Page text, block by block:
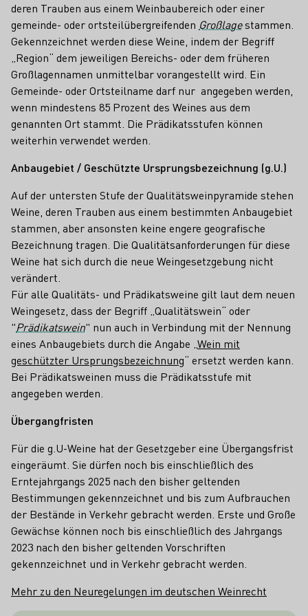
deren Trauben aus einem Weinbaubereich oder einer
gemeinde- oder ortsteilübergreifenden Großlagestammen.
Gekennzeichnet werden diese Weine, indem der Begriff
„Region“ dem jeweiligen Bereichs- oder dem früheren
Großlagennamen unmittelbar vorangestellt wird. Ein
Gemeinde- oder Ortsteilname darf nur angegeben werden,
wenn mindestens 85 Prozent des Weines aus dem
genannten Ort stammt. Die Prädikatsstufen können
weiterhin verwendet werden.
Anbaugebiet / Geschützte Ursprungsbezeichnung (g.U.)
Auf der untersten Stufe der Qualitätsweinpyramide stehen
Weine, deren Trauben aus einem bestimmten Anbaugebiet
stammen, aber ansonsten keine engere geografische
Bezeichnung tragen. Die Qualitätsanforderungen für diese
Weine hat sich durch die neue Weingesetzgebung nicht
verändert.
Für alle Qualitäts- und Prädikatsweine gilt laut dem neuen
Weingesetz, dass der Begriff „Qualitätswein“ oder
"Prädikatswein" nun auch in Verbindung mit der Nennung
eines Anbaugebiets durch die Angabe „ Wein mit
geschützter Ursprungsbezeichnung“ ersetzt werden kann.
Bei Prädikatsweinen muss die Prädikatsstufe mit
angegeben werden.
Übergangfristen
Für die g.U-Weine hat der Gesetzgeber eine Übergangsfrist
eingeräumt. Sie dürfen noch bis einschließlich des
Erntejahrgangs 2025 nach den bisher geltenden
Bestimmungen gekennzeichnet und bis zum Aufbrauchen
der Bestände in Verkehr gebracht werden. Erste und Große
Gewächse können noch bis einschließlich des Jahrgangs
2023 nach den bisher geltenden Vorschriften
gekennzeichnet und in Verkehr gebracht werden.
Mehr zu den Neuregelungen im deutschen Weinrecht